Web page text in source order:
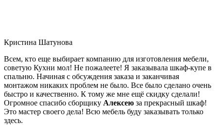
Кристина Шатунова
Всем, кто еще выбирает компанию для изготовления мебели,
советую Кухни мол! Не пожалеете! Я заказывала шкаф-купе в
спальню. Начиная с обсуждения заказа и заканчивая
монтажом никаких проблем не было. Все было сделано очень
быстро и качественно. К тому же мне ещё скидку сделали!
Огромное спасибо сборщику Алексею за прекрасный шкаф!
Это мастер своего дела! Всю мебель буду заказывать только
здесь.